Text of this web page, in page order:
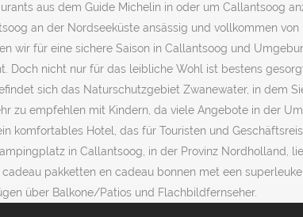
aus dem Guide Michelin in oder um Callantsoog
an der Nordseeküste ansässig und vollkommen
wir für eine sichere Saison in Callantsoog und
Doch nicht nur für das leibliche Wohl ist bestens
sich das Naturschutzgebiet Zwanewater, in dem
zu empfehlen mit Kindern, da viele Angebote in der
komfortables Hotel, das für Touristen und
in Callantsoog, in der Provinz Nordholland,
pakketten en cadeau bonnen met een
über Balkone/Patios und Flachbildfernseher.